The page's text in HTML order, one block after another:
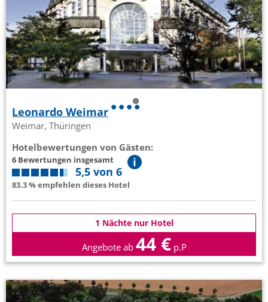
Leonardo Weimar
Weimar, Thüringen
Hotelbewertungen von Gästen:
6 Bewertungen insgesamt
5,5 von 6
83.3 % empfehlen dieses Hotel
1 Nächte nur Hotel
Angebote ab 44 € p.P